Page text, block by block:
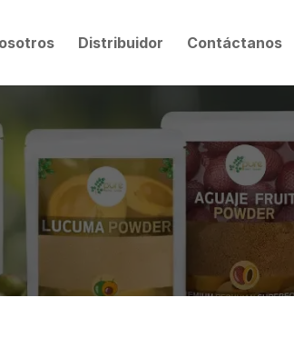
Distribuidor Contáctanos